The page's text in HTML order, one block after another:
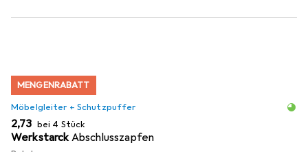
MENGENRABATT
Möbelgleiter + Schutzpuffer
EUR
2,73 bei 4 Stück
WerkstarckAbschlusszapfen